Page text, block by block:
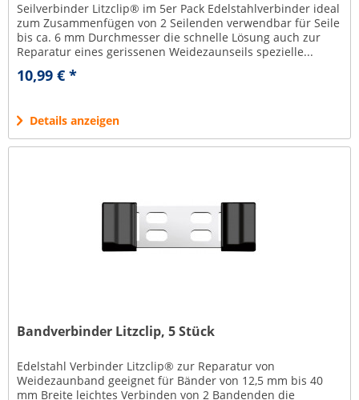
Seilverbinder Litzclip® im 5er Pack Edelstahlverbinder ideal
zum Zusammenfügen von 2 Seilenden verwendbar für Seile
bis ca. 6 mm Durchmesser die schnelle Lösung auch zur
Reparatur eines gerissenen Weidezaunseils spezielle...
10,99 € *
Details anzeigen
Bandverbinder Litzclip, 5 Stück
Edelstahl Verbinder Litzclip® zur Reparatur von
Weidezaunband geeignet für Bänder von 12,5 mm bis 40
mm Breite leichtes Verbinden von 2 Bandenden die